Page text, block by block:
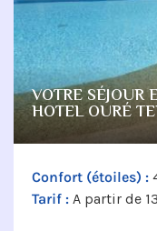
VOTRE SÉJOUR
HOTEL OURÉ
Confort (étoiles) :
Tarif : A partir de